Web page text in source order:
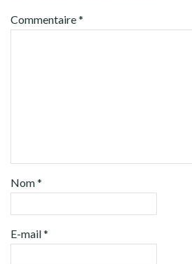
Commentaire*
Nom*
E-mail*